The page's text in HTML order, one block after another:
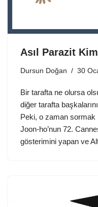
Asıl Parazit
Dursun Doğan 30
Bir tarafta ne olursa
diğer tarafta
Peki, o zaman sormak
Joon-ho’nun 72.
gösterimini yapan ve